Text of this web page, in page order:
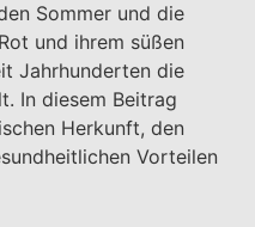
Sommer und die
und ihrem süßen
Jahrhunderten die
In diesem Beitrag
Herkunft, den
Vorteilen